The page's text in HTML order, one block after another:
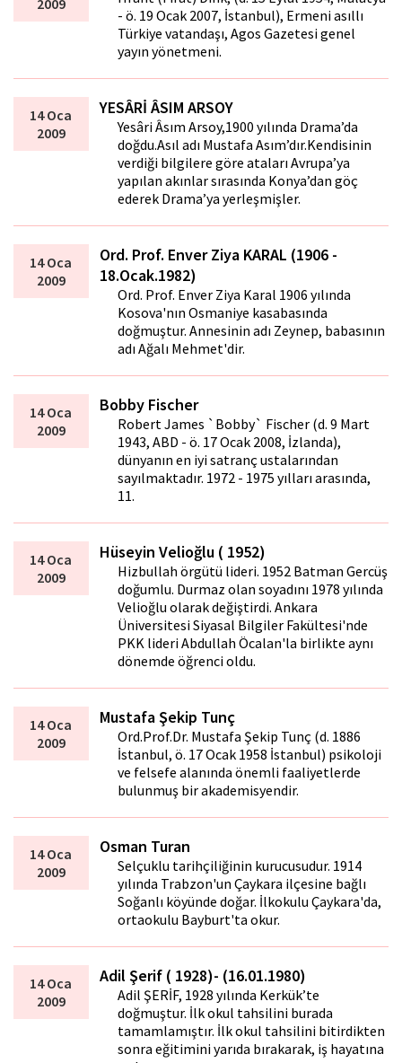
2009
- ö. 19 Ocak 2007, İstanbul), Ermeni asıllı
Türkiye vatandaşı, Agos Gazetesi genel
yayın yönetmeni.
14 Oca
2009
YESÂRİ ÂSIM ARSOY
Yesâri Âsım Arsoy,1900 yılında Drama’da
doğdu.Asıl adı Mustafa Asım’dır.Kendisinin
verdiği bilgilere göre ataları Avrupa’ya
yapılan akınlar sırasında Konya’dan göç
ederek Drama’ya yerleşmişler.
14 Oca
2009
Ord. Prof. Enver Ziya KARAL (1906 -
18.Ocak.1982)
Ord. Prof. Enver Ziya Karal 1906 yılında
Kosova'nın Osmaniye kasabasında
doğmuştur. Annesinin adı Zeynep, babasının
adı Ağalı Mehmet'dir.
14 Oca
2009
Bobby Fischer
Robert James `Bobby` Fischer (d. 9 Mart
1943, ABD - ö. 17 Ocak 2008, İzlanda),
dünyanın en iyi satranç ustalarından
sayılmaktadır. 1972 - 1975 yılları arasında,
11.
14 Oca
2009
Hüseyin Velioğlu ( 1952)
Hizbullah örgütü lideri. 1952 Batman Gercüş
doğumlu. Durmaz olan soyadını 1978 yılında
Velioğlu olarak değiştirdi. Ankara
Üniversitesi Siyasal Bilgiler Fakültesi'nde
PKK lideri Abdullah Öcalan'la birlikte aynı
dönemde öğrenci oldu.
14 Oca
2009
Mustafa Şekip Tunç
Ord.Prof.Dr. Mustafa Şekip Tunç (d. 1886
İstanbul, ö. 17 Ocak 1958 İstanbul) psikoloji
ve felsefe alanında önemli faaliyetlerde
bulunmuş bir akademisyendir.
14 Oca
2009
Osman Turan
Selçuklu tarihçiliğinin kurucusudur. 1914
yılında Trabzon'un Çaykara ilçesine bağlı
Soğanlı köyünde doğar. İlkokulu Çaykara'da,
ortaokulu Bayburt'ta okur.
14 Oca
2009
Adil Şerif ( 1928)- (16.01.1980)
Adil ŞERİF, 1928 yılında Kerkük’te
doğmuştur. İlk okul tahsilini burada
tamamlamıştır. İlk okul tahsilini bitirdikten
sonra eğitimini yarıda bırakarak, iş hayatına